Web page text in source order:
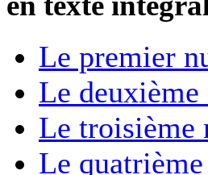
Le premier
Le
Le troisième
Le